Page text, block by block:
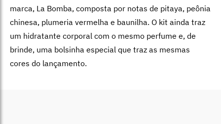
marca, La Bomba, composta por notas de pitaya, peônia
chinesa, plumeria vermelha e baunilha. O kit ainda traz
um hidratante corporal com o mesmo perfume e, de
brinde, uma bolsinha especial que traz as mesmas
cores do lançamento.